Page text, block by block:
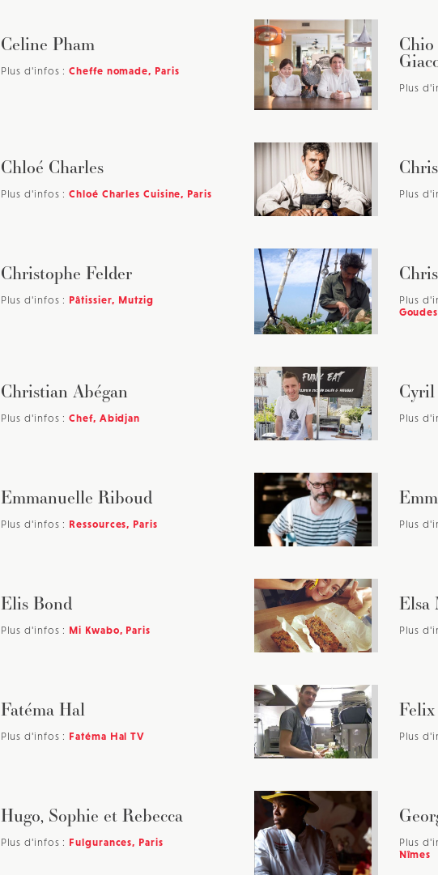
Celine Pham
Plus d'infos :Cheffe nomade, Paris
Plus
Chloé Charles
Plus d'infos :Chloé Charles Cuisine, Paris Plus
Christophe Felder
Plus d'infos : Pâtissier, Mutzig Plus
Goudes
Christian Abégan
Plus d'infos :Chef, Abidjan Plus
Emmanuelle Riboud
Plus d'infos : Ressources, Paris Plus
Elis Bond
Plus d'infos : Mi Kwabo, Paris
Elsa
Plus
Fatéma Hal
Plus d'infos : Fatéma Hal TV Plus
Hugo, Sophie et Rebecca
Plus d'infos : Fulgurances, Paris Plus
Nîmes